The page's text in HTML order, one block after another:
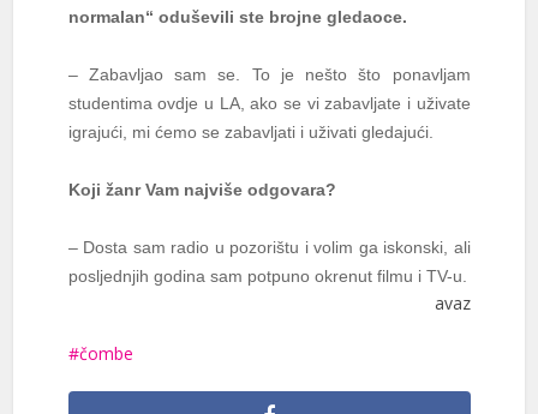
normalan“ oduševili ste brojne gledaoce.
– Zabavljao sam se. To je nešto što ponavljam
studentima ovdje u LA, ako se vi zabavljate i uživate
igrajući, mi ćemo se zabavljati i uživati gledajući.
Koji žanr Vam najviše odgovara?
– Dosta sam radio u pozorištu i volim ga iskonski, ali
posljednjih godina sam potpuno okrenut filmu i TV-u.
avaz
čombe